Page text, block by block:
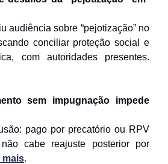
audiência sobre “pejotização” no
conciliar proteção social e
com autoridades presentes.
sem impugnação impede
pago por precatório ou RPV
cabe reajuste posterior por
mais.